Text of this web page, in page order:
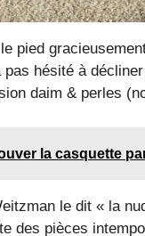
pied
pas hésité à
daim & perles
la casquette
le dit « la
des pièces